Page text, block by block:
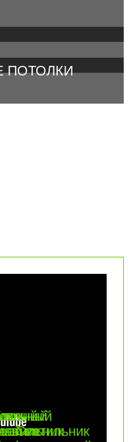
ПОТОЛКИ
Светильник